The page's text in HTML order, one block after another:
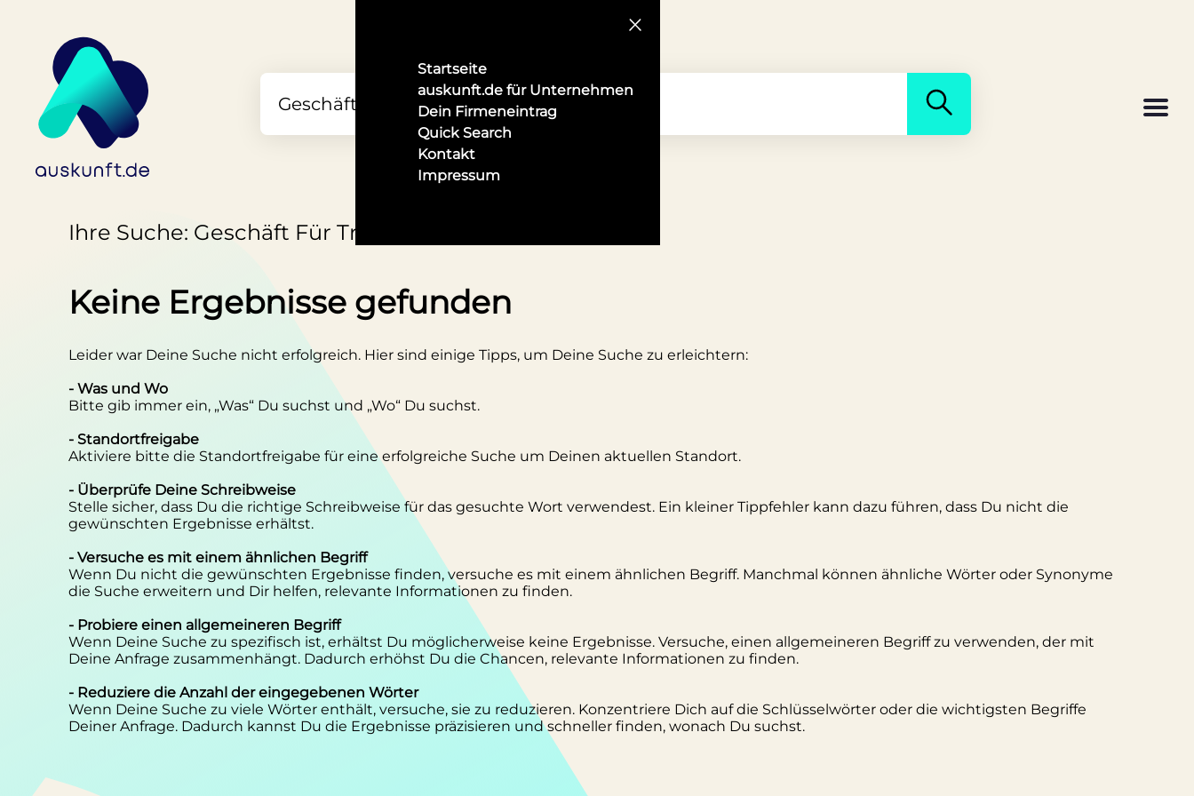
Startseite
auskunft.de für Unternehmen
Dein Firmeneintrag
Quick Search
Kontakt
Impressum
Ihre Suche: Geschäft Für Traditionelle Kostüme in Suhl
Keine Ergebnisse gefunden
Leider war Deine Suche nicht erfolgreich. Hier sind einige Tipps, um Deine Suche zu erleichtern:
- Was und Wo
Bitte gib immer ein, „Was“ Du suchst und „Wo“ Du suchst.
- Standortfreigabe
Aktiviere bitte die Standortfreigabe für eine erfolgreiche Suche um Deinen aktuellen Standort.
- Überprüfe Deine Schreibweise
Stelle sicher, dass Du die richtige Schreibweise für das gesuchte Wort verwendest. Ein kleiner Tippfehler kann dazu führen, dass Du nicht die
gewünschten Ergebnisse erhältst.
- Versuche es mit einem ähnlichen Begriff
Wenn Du nicht die gewünschten Ergebnisse finden, versuche es mit einem ähnlichen Begriff. Manchmal können ähnliche Wörter oder Synonyme
die Suche erweitern und Dir helfen, relevante Informationen zu finden.
- Probiere einen allgemeineren Begriff
Wenn Deine Suche zu spezifisch ist, erhältst Du möglicherweise keine Ergebnisse. Versuche, einen allgemeineren Begriff zu verwenden, der mit
Deine Anfrage zusammenhängt. Dadurch erhöhst Du die Chancen, relevante Informationen zu finden.
- Reduziere die Anzahl der eingegebenen Wörter
Wenn Deine Suche zu viele Wörter enthält, versuche, sie zu reduzieren. Konzentriere Dich auf die Schlüsselwörter oder die wichtigsten Begriffe
Deiner Anfrage. Dadurch kannst Du die Ergebnisse präzisieren und schneller finden, wonach Du suchst.